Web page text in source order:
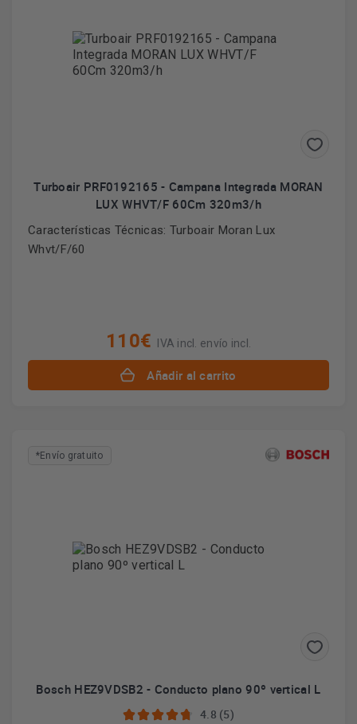
Turboair PRF0192165 - Campana Integrada MORAN
LUX WHVT/F 60Cm 320m3/h
Características Técnicas: Turboair Moran Lux
Whvt/F/60
110€ IVA incl. envío incl.
Añadir al carrito
*Envío gratuito
Bosch HEZ9VDSB2 - Conducto plano 90º vertical L
4.8 (5)